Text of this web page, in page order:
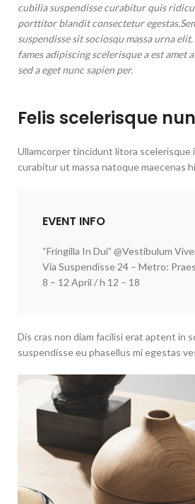
cubilia suspendisse curabitur quis
porttitor blandit consectetur
suspendisse sit sociosqu massa urna
fames adipiscing scelerisque a est amet
sed a eget nunc sapien per.
Felis scelerisque
Ullamcorper tincidunt litora scelerisque
curabitur ut massa natoque maecenas
EVENT INFO
“Fringilla In Dui” @Vestibulum
Via Suspendisse 24 – Metro:
8 – 12 April / h 12 – 18
Dis cras non diam facilisi erat aptent in
suspendisse eu phasellus mi egestas